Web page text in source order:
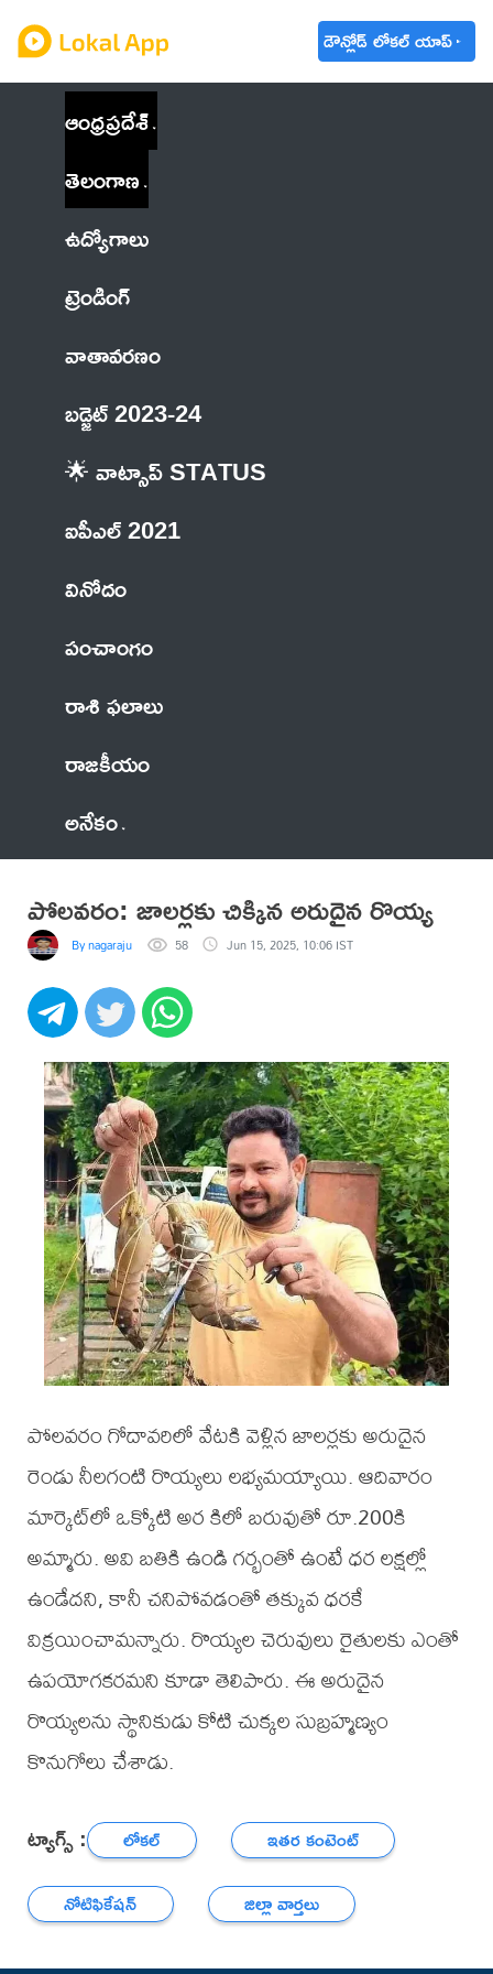
డౌన్లోడ్ లోకల్ యాప్
ఆంధ్రప్రదేశ్
తెలంగాణ
ఉద్యోగాలు
ట్రెండింగ్
వాతావరణం
బడ్జెట్ 2023-24
🌟 వాట్సాప్ STATUS
ఐపీఎల్ 2021
వినోదం
పంచాంగం
రాశి ఫలాలు
రాజకీయం
అనేకం
పోలవరం: జాలర్లకు చిక్కిన అరుదైన రొయ్య
By nagaraju 58 Jun 15, 2025, 10:06 IST
పోలవరం గోదావరిలో వేటకి వెళ్లిన జాలర్లకు అరుదైన
రెండు నీలగంటి రొయ్యలు లభ్యమయ్యాయి. ఆదివారం
మార్కెట్‌లో ఒక్కోటి అర కిలో బరువుతో రూ.200కి
అమ్మారు. అవి బతికి ఉండి గర్భంతో ఉంటే ధర లక్షల్లో
ఉండేదని, కానీ చనిపోవడంతో తక్కువ ధరకే
విక్రయించామన్నారు. రొయ్యల చెరువులు రైతులకు ఎంతో
ఉపయోగకరమని కూడా తెలిపారు. ఈ అరుదైన
రొయ్యలను స్థానికుడు కోటి చుక్కల సుబ్రహ్మణ్యం
కొనుగోలు చేశాడు.
ట్యాగ్స్ : లోకల్
ఇతర కంటెంట్
నోటిఫికేషన్
జిల్లా వార్తలు